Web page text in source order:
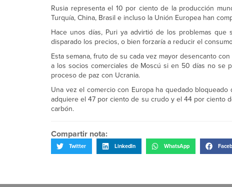
Rusia representa el 10 por ciento de la producción
Turquía, China, Brasil e incluso la Unión Europea han
Hace unos días, Puri ya advirtió de los problemas
disparado los precios, o bien forzaría a reducir el
Esta semana, fruto de su cada vez mayor desencanto
a los socios comerciales de Moscú si en 50 días no se
proceso de paz con Ucrania.
Una vez el comercio con Europa ha quedado
adquiere el 47 por ciento de su crudo y el 44 por ciento
carbón.
Compartir nota:
Twitter LinkedIn WhatsApp